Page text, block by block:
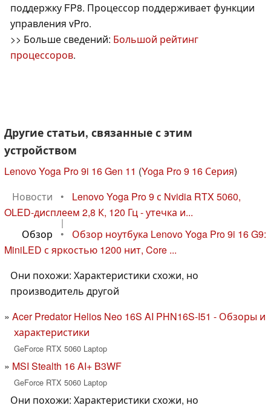
поддержку FP8. Процессор поддерживает функции
управления vPro.
>> Больше сведений: Большой рейтинг
процессоров.
Другие статьи, связанные с этим
устройством
Lenovo Yoga Pro 9i 16 Gen 11 (Yoga Pro 9 16 Серия)
Новости
•
Lenovo Yoga Pro 9 с Nvidia RTX 5060,
OLED-дисплеем 2,8 К, 120 Гц - утечка и...
|
Обзор
•
Обзор ноутбука Lenovo Yoga Pro 9i 16 G9:
MiniLED с яркостью 1200 нит, Core ...
Они похожи: Характеристики схожи, но
производитель другой
Acer Predator Helios Neo 16S AI PHN16S-I51 - Обзоры и
характеристики
GeForce RTX 5060 Laptop
MSI Stealth 16 AI+ B3WF
GeForce RTX 5060 Laptop
Они похожи: Характеристики схожи, но